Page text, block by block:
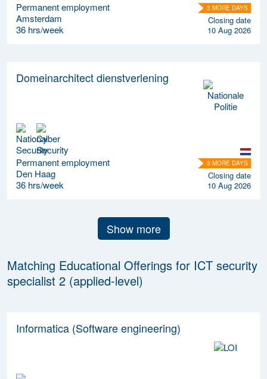
Permanent employment
Amsterdam
36 hrs/week
3 MORE DAYS
Closing date
10 Aug 2026
Domeinarchitect dienstverlening
Permanent employment
Den Haag
36 hrs/week
3 MORE DAYS
Closing date
10 Aug 2026
Show more
Matching Educational Offerings for ICT security
specialist 2 (applied-level)
Informatica (Software engineering)